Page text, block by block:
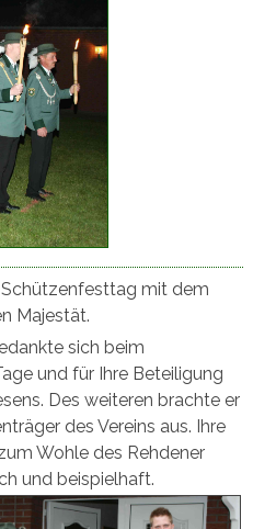
Schützenfesttag mit dem
Majestät.
sich beim
und für Ihre Beteiligung
Des weiteren brachte er
des Vereins aus. Ihre
Wohle des Rehdener
und beispielhaft.